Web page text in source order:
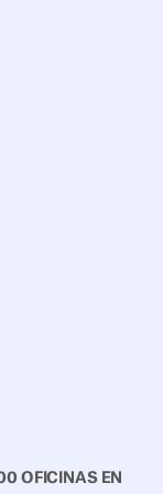
OFICINAS EN